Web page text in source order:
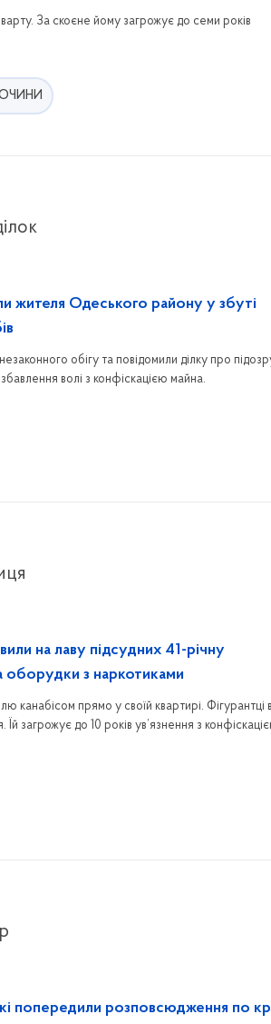
За скоєне йому загрожує до семи років
жителя Одеського району у збуті
обігу та повідомили ділку про
волі з конфіскацією майна.
на лаву підсудних 41-річну
оборудки з наркотиками
канабісом прямо у своїй квартирі. Фігурантці
загрожує до 10 років ув’язнення з
попередили розповсюдження по